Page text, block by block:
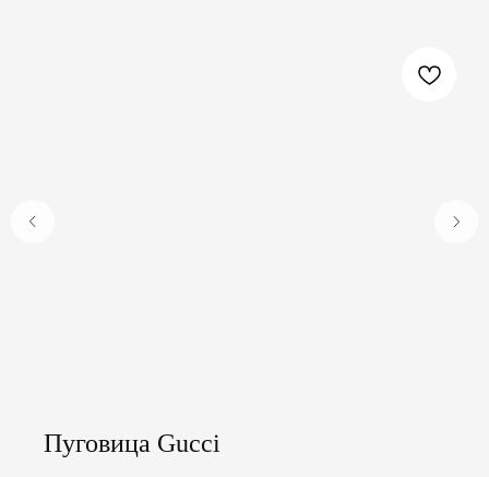
Пуговица Gucci